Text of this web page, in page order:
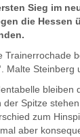
Sieg im
die Hessen
Trainerrochade
Malte
bleiben
der Spitze
zum
aber